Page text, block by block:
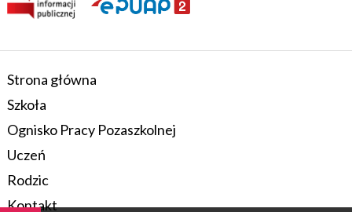
Strona główna
Szkoła
Ognisko Pracy Pozaszkolnej
Uczeń
Rodzic
Kontakt